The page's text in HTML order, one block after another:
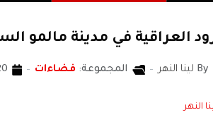
العراقية في مدينة مالمو
By لينا النهر المجموعة: فضاءات 20 أيلول/
النهر